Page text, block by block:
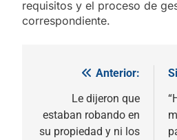
requisitos y el proceso de
correspondiente.
Navegación
entradas
Anterior:
Le dijeron que
estaban robando en
su propiedad y ni los